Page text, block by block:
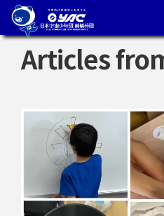
Skip
contentArticles